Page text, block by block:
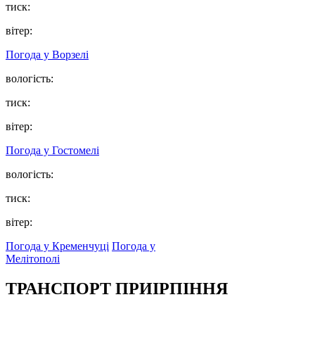
тиск:
вітер:
Погода у Ворзелі
вологість:
тиск:
вітер:
Погода у Гостомелі
вологість:
тиск:
вітер:
Погода у Кременчуці Погода у
Мелітополі
ТРАНСПОРТ ПРИІРПІННЯ